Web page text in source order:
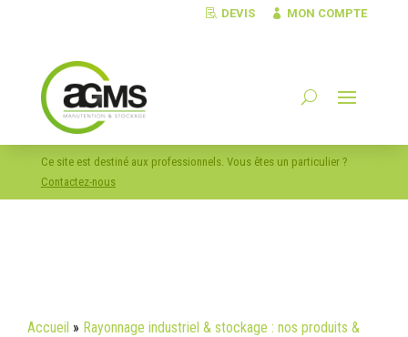
DEVIS MON COMPTE
Ce site est destiné aux professionnels. Vous êtes un particulier ?
Contactez-nous
Accueil » Rayonnage industriel & stockage : nos produits &